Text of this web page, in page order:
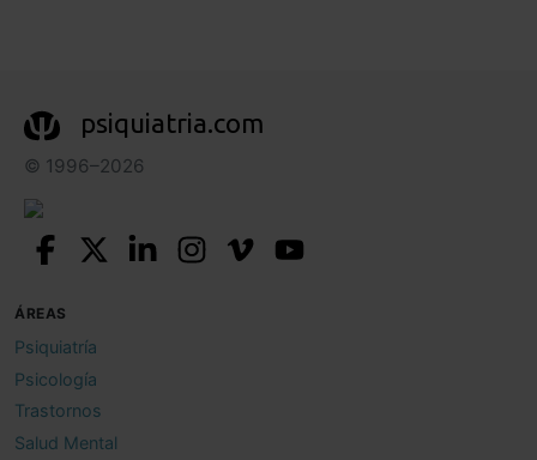
psiquiatria.com
© 1996–2026
ÁREAS
Psiquiatría
Psicología
Trastornos
Salud Mental